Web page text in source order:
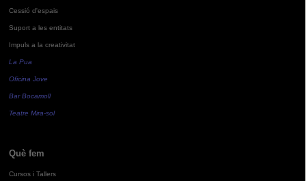
Cessió d'espais
Suport a les entitats
Impuls a la creativitat
La Pua
Oficina Jove
Bar Bocamoll
Teatre Mira-sol
Què fem
Cursos i Tallers